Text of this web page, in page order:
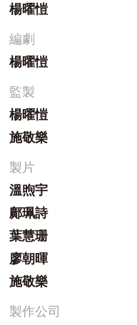
楊曜愷
編劇
楊曜愷
監製
楊曜愷
施敬樂
製片
溫煦宇
鄺珮詩
葉慧珊
廖朝暉
施敬樂
製作公司